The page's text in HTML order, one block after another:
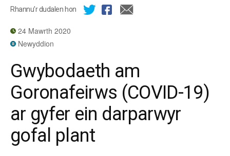
Rhannu’r dudalen hon
24 Mawrth 2020
Newyddion
Gwybodaeth am
Goronafeirws (COVID-19)
ar gyfer ein darparwyr
gofal plant